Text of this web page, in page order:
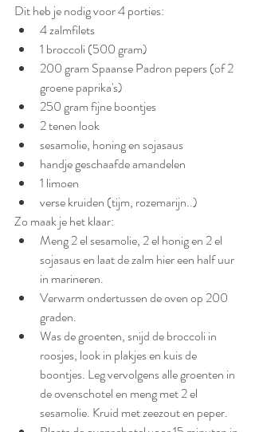
Dit heb je nodig voor 4 porties:
4 zalmfilets
1 broccoli (500 gram)
200 gram Spaanse Padron pepers (of 2
groene paprika's)
250 gram fijne boontjes
2 tenen look
sesamolie, honing en sojasaus
handje geschaafde amandelen
1 limoen
verse kruiden (tijm, rozemarijn..)
Zo maak je het klaar:
Meng 2 el sesamolie, 2 el honig en 2 el
sojasaus en laat de zalm hier een half uur
in marineren.
Verwarm ondertussen de oven op 200
graden.
Was de groenten, snijd de broccoli in
roosjes, look in plakjes en kuis de
boontjes. Leg vervolgens alle groenten in
de ovenschotel en meng met 2 el
sesamolie. Kruid met zeezout en peper.